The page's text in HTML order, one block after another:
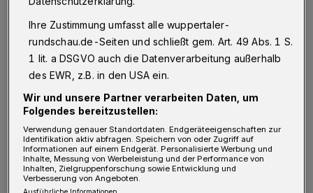
Das Sparschwein im Café PRIO.
„Hier können sich alle - von jung bis alt, von
klein bis groß, von arm bis reich - eine Auszeit
nehmen, durchatmen und neue Kräfte
sammeln“, erklärt Leiter Paul-Gerhard Sinn.
Ihre Zustimmung umfasst alle wuppertaler-
rundschau.de-Seiten und schließt gem. Art. 49 Abs. 1 S.
1 lit. a DSGVO auch die Datenverarbeitung außerhalb
des EWR, z.B. in den USA ein.
Wir und unsere Partner verarbeiten Daten, um
Folgendes bereitzustellen:
Verwendung genauer Standortdaten. Endgeräteeigenschaften zur
Identifikation aktiv abfragen. Speichern von oder Zugriff auf
Informationen auf einem Endgerät. Personalisierte Werbung und
Inhalte, Messung von Werbeleistung und der Performance von
Inhalten, Zielgruppenforschung sowie Entwicklung und
Verbesserung von Angeboten.
Ausführliche Informationen